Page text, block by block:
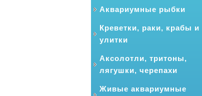
Аквариумные рыбки
Креветки, раки, крабы и
улитки
Аксолотли, тритоны,
лягушки, черепахи
Живые аквариумные